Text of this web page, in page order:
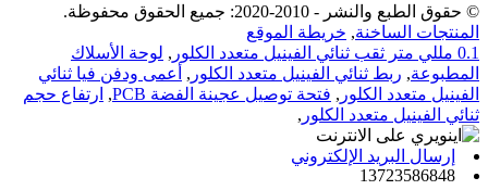
© حقوق الطبع والنشر - 2010-2020: جميع الحقوق محفوظة.
المنتجات الساخنة, خريطة الموقع
0.1 مللي متر ثقب ثنائي الفينيل متعدد الكلور
, لوحة الأسلاك
المطبوعة, ربط ثنائي الفينيل متعدد الكلور ,
أعمى ودفن فيا ثنائي
الفينيل متعدد الكلور , فتحة توصيل عجينة الفضة PCB , ارتفاع حجم
ثنائي الفينيل متعدد الكلور ,
إرسال البريد الإلكتروني
13723586848